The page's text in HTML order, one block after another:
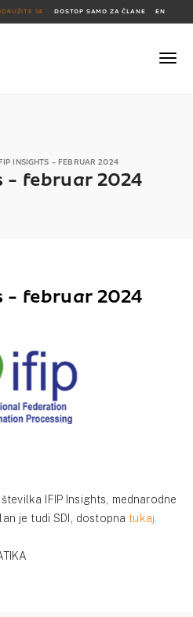
SE DOSTOP SAMO ZA ČLANE EN
INSIGHTS - FEBRUAR 2024
- februar 2024
- februar 2024
IFIP Insights, mednarodne
je tudi SDI, dostopna tukaj.